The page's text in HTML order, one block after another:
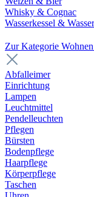
Whisky & Cognac
Wasserkessel &
Zur Kategorie Wohnen
Abfalleimer
Einrichtung
Lampen
Leuchtmittel
Pendelleuchten
Pflegen
Bürsten
Bodenpflege
Haarpflege
Körperpflege
Taschen